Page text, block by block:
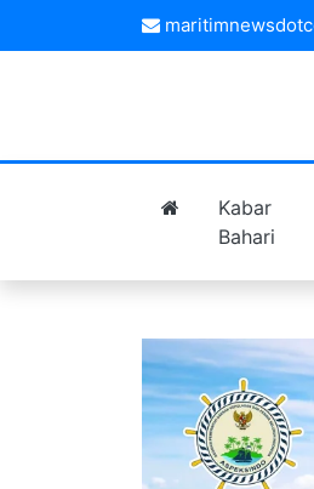
Kabar
Bahari